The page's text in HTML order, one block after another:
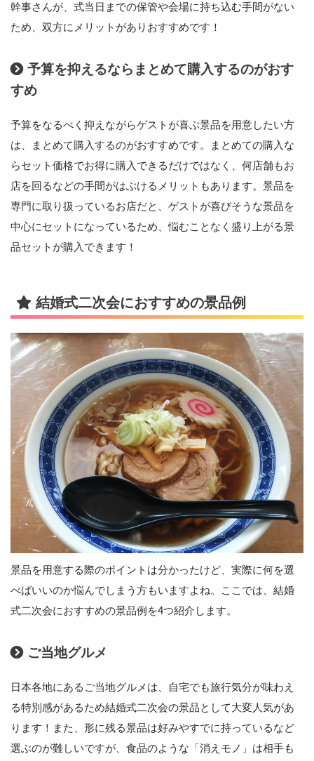
幹事さんが、式当日までの保管や会場に持ち込む手間がない
ため、双方にメリットがありおすすめです！
予算を抑えるならまとめて購入するのがおす
すめ
予算をなるべく抑えながらゲストが喜ぶ景品を用意したい方
は、まとめて購入するのがおすすめです。まとめての購入な
らセット価格でお得に購入できるだけではなく、何店舗もお
店を回るなどの手間がはぶけるメリットもあります。景品を
専門に取り扱っているお店だと、ゲストが喜びそうな景品を
中心にセットになっているため、悩むことなく盛り上がる景
品セットが購入できます！
結婚式二次会におすすめの景品例
景品を用意する際のポイントは分かったけど、実際に何を選
べばいいのか悩んでしまう方もいますよね。ここでは、結婚
式二次会におすすめの景品例を4つ紹介します。
ご当地グルメ
日本各地にあるご当地グルメは、自宅でも旅行気分が味わえ
る特別感があるため結婚式二次会の景品として大変人気があ
ります！また、形に残る景品は好みやすでに持っているなど
選ぶのが難しいですが、食品のような「消えモノ」は相手も